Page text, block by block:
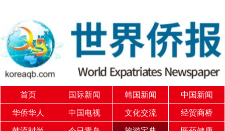
首页 国际新闻 韩国新闻 中国新闻
华侨华人 中国电视 文化交流 经贸商桥